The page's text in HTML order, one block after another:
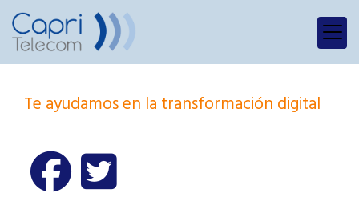
Te ayudamos en la transformación digital